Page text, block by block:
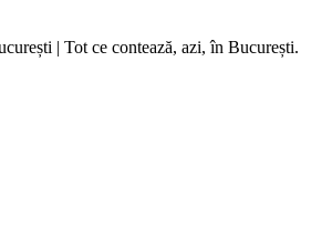
| Tot ce contează, azi, în București.